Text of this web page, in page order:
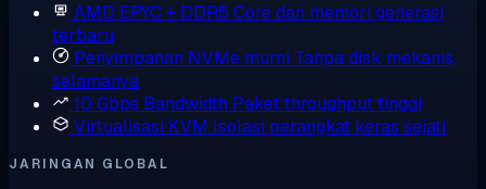
AMD EPYC + DDR5 Core dan memori generasi
terbaru
Penyimpanan NVMe murni Tanpa disk mekanis,
selamanya
10 Gbps Bandwidth Paket throughput tinggi
Virtualisasi KVM Isolasi perangkat keras sejati
JARINGAN GLOBAL